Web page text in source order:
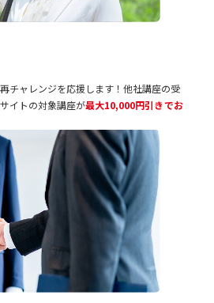
チャレンジを応援します！他社講座の受
イトの対象講座が最大10,000円引きでお